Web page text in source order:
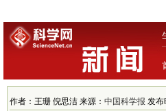
作者：王珊 倪思洁 来源： 中国科学报 发布